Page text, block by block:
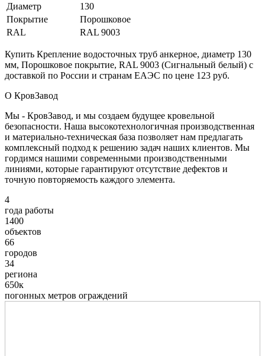
Диаметр
130
Покрытие
Порошковое
RAL
RAL 9003
Купить Крепление водосточных труб анкерное, диаметр 130
мм, Порошковое покрытие, RAL 9003 (Сигнальный белый) с
доставкой по России и странам ЕАЭС по цене 123 руб.
О КровЗавод
Мы - КровЗавод, и мы создаем будущее кровельной
безопасности. Наша высокотехнологичная производственная
и материально-техническая база позволяет нам предлагать
комплексный подход к решению задач наших клиентов. Мы
гордимся нашими современными производственными
линиями, которые гарантируют отсутствие дефектов и
точную повторяемость каждого элемента.
4
года работы
1400
объектов
66
городов
34
региона
650к
погонных метров ограждений